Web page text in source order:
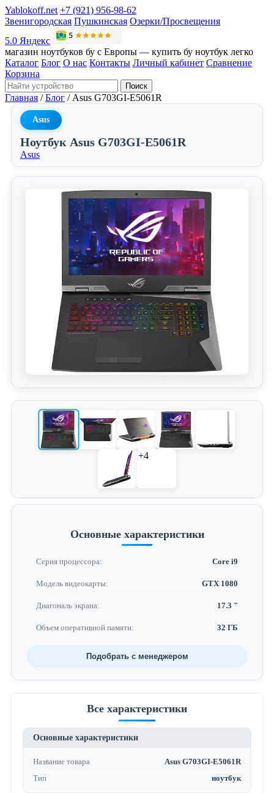
Yablokoff.net +7 (921) 956-98-62
Звенигородская Пушкинская Озерки/Просвещения
5.0 Яндекс
магазин ноутбуков бу с Европы — купить бу ноутбук легко
Каталог Блог О нас Контакты Личный кабинет Сравнение
Корзина
Поиск
Главная / Блог / Asus G703GI-E5061R
Asus
Ноутбук Asus G703GI-E5061R
Asus
+4
Основные характеристики
Серия процессора: Core i9
Модель видеокарты: GTX 1080
Диагональ экрана: 17.3 "
Объем оперативной памяти: 32 ГБ
Подобрать с менеджером
Все характеристики
Основные характеристики
Название товара
Asus G703GI-E5061R
Тип
ноутбук